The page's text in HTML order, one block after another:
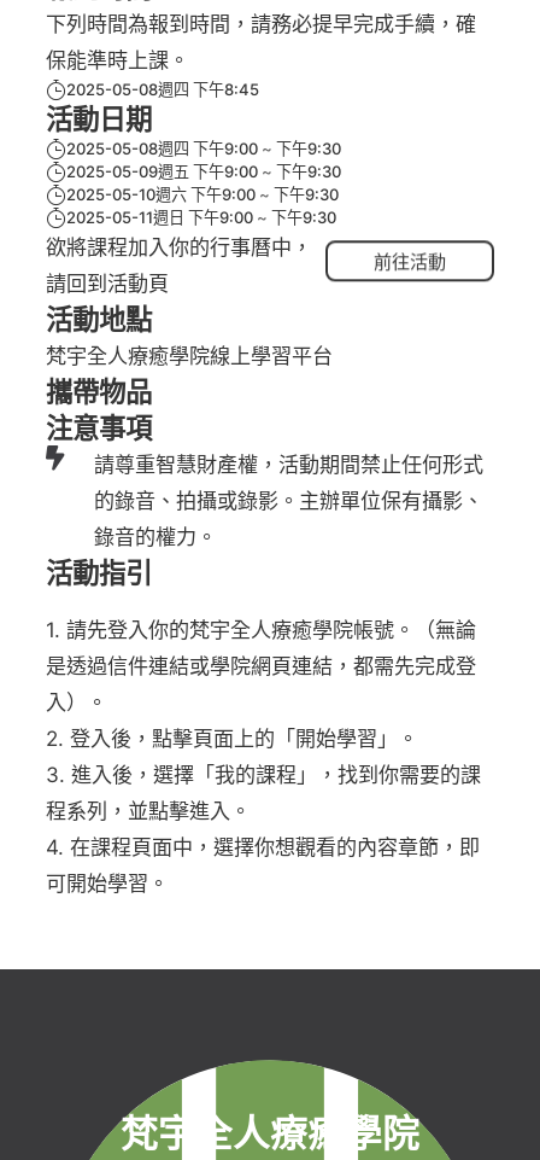
下列時間為報到時間，請務必提早完成手續，確
保能準時上課。
2025-05-08週四 下午8:45
活動日期
2025-05-08週四 下午9:00
下午9:30
2025-05-09週五 下午9:00
下午9:30
2025-05-10週六 下午9:00
下午9:30
2025-05-11週日 下午9:00
下午9:30
欲將課程加入你的行事曆中，
請回到活動頁
前往活動
活動地點
梵宇全人療癒學院線上學習平台
攜帶物品
注意事項
請尊重智慧財產權，活動期間禁止任何形式
的錄音、拍攝或錄影。主辦單位保有攝影、
錄音的權力。
活動指引
1. 請先登入你的梵宇全人療癒學院帳號。（無論
是透過信件連結或學院網頁連結，都需先完成登
入）。
2. 登入後，點擊頁面上的「開始學習」。
3. 進入後，選擇「我的課程」，找到你需要的課
程系列，並點擊進入。
4. 在課程頁面中，選擇你想觀看的內容章節，即
可開始學習。
梵宇全人療癒學院